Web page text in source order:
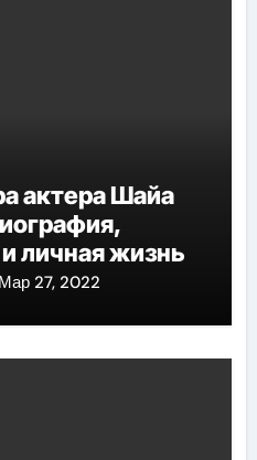
актера Шайа
личная жизнь
Мар 27, 2022